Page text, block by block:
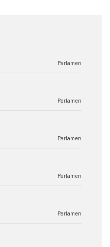
Parlamen
Parlamen
Parlamen
Parlamen
Parlamen